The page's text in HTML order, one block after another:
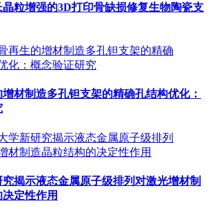
晶粒增强的3D打印骨缺损修复生物陶瓷支
材制造多孔钽支架的精确孔结构优化：
揭示液态金属原子级排列对激光增材制
定性作用